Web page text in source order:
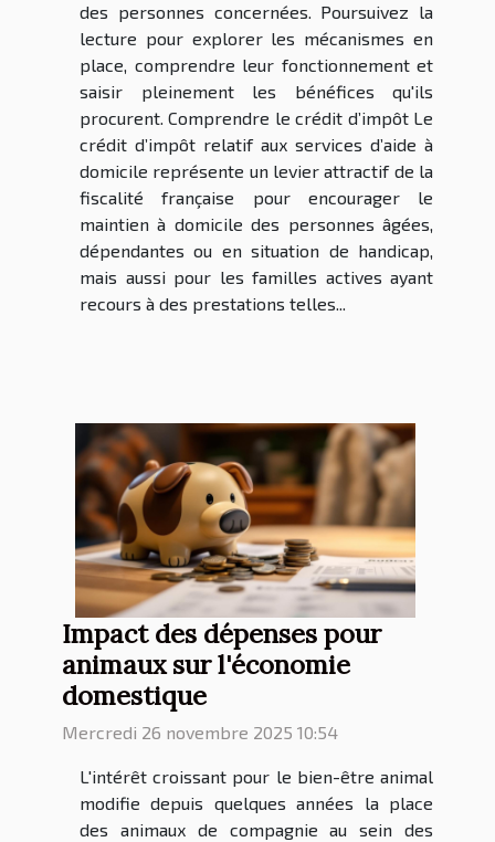
des personnes concernées. Poursuivez la
lecture pour explorer les mécanismes en
place, comprendre leur fonctionnement et
saisir pleinement les bénéfices qu'ils
procurent. Comprendre le crédit d’impôt Le
crédit d’impôt relatif aux services d’aide à
domicile représente un levier attractif de la
fiscalité française pour encourager le
maintien à domicile des personnes âgées,
dépendantes ou en situation de handicap,
mais aussi pour les familles actives ayant
recours à des prestations telles...
Impact des dépenses pour
animaux sur l'économie
domestique
Mercredi 26 novembre 2025 10:54
L'intérêt croissant pour le bien-être animal
modifie depuis quelques années la place
des animaux de compagnie au sein des